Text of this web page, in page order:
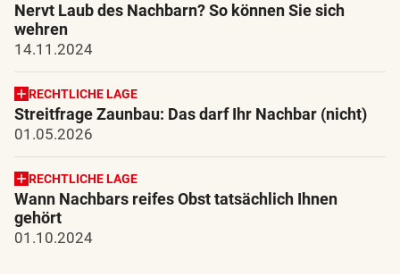
Nervt Laub des Nachbarn? So können Sie sich
wehren
14.11.2024
RECHTLICHE LAGE
Streitfrage Zaunbau: Das darf Ihr Nachbar (nicht)
01.05.2026
RECHTLICHE LAGE
Wann Nachbars reifes Obst tatsächlich Ihnen
gehört
01.10.2024